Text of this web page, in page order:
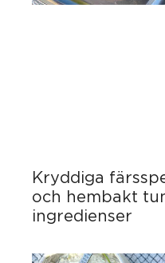
Kryddiga
och hembakt
ingredienser